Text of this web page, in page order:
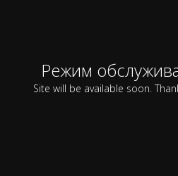
Режим
Site will be available soon.